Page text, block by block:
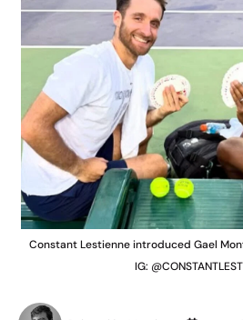
Constant Lestienne introduced Gael
IG: